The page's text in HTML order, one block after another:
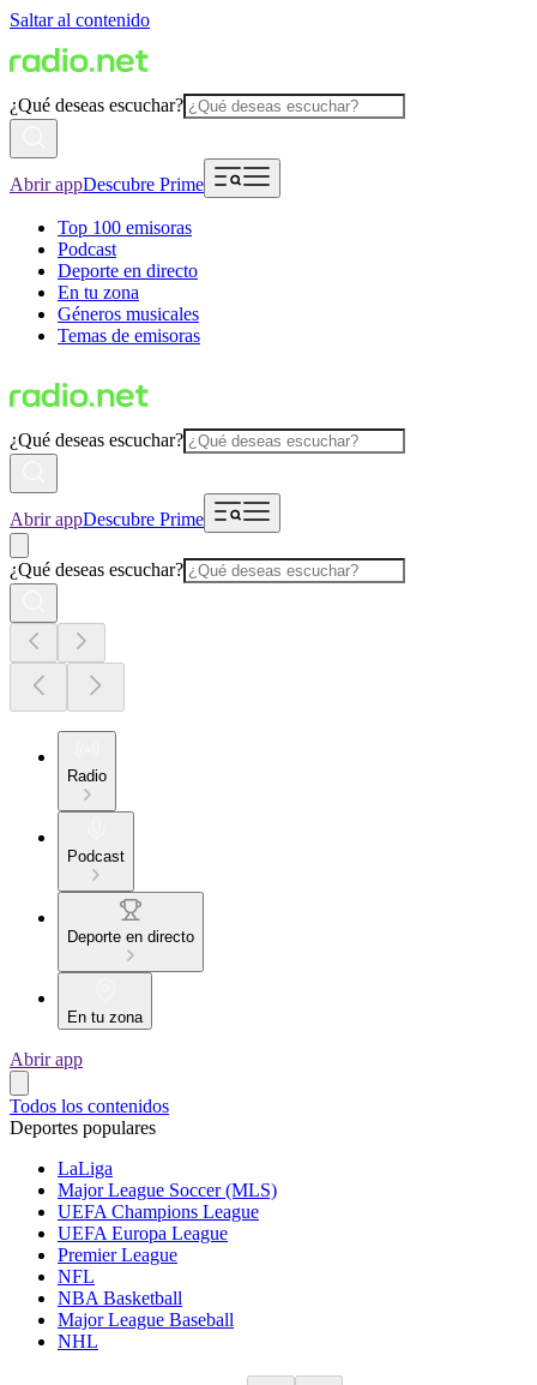
Saltar al contenido
¿Qué deseas escuchar?
Abrir appDescubre Prime
Top 100 emisoras
Podcast
Deporte en directo
En tu zona
Géneros musicales
Temas de emisoras
¿Qué deseas escuchar?
Abrir appDescubre Prime
¿Qué deseas escuchar?
Radio
Podcast
Deporte en directo
En tu zona
Abrir app
Todos los contenidos
Deportes populares
LaLiga
Major League Soccer (MLS)
UEFA Champions League
UEFA Europa League
Premier League
NFL
NBA Basketball
Major League Baseball
NHL